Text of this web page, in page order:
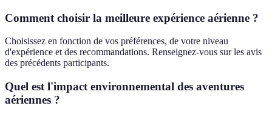
Comment choisir la meilleure expérience aérienne ?
Choisissez en fonction de vos préférences, de votre niveau
d'expérience et des recommandations. Renseignez-vous sur les avis
des précédents participants.
Quel est l'impact environnemental des aventures
aériennes ?